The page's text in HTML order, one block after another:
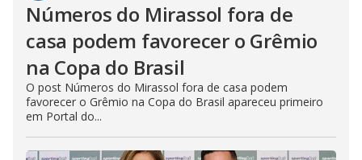
Números do Mirassol fora de
casa podem favorecer o Grêmio
na Copa do Brasil
O post Números do Mirassol fora de casa podem
favorecer o Grêmio na Copa do Brasil apareceu primeiro
em Portal do...